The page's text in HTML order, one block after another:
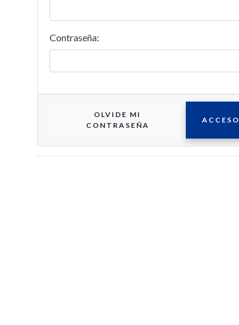
Contraseña:
OLVIDE MI
CONTRASEÑA
ACCESO